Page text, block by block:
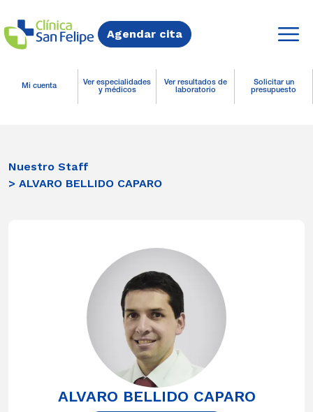
Agendar cita
Mi cuenta
Ver especialidades
y médicos
Ver resultados de
laboratorio
Solicitar un
presupuesto
Nuestro Staff
> ALVARO BELLIDO CAPARO
ALVARO BELLIDO CAPARO